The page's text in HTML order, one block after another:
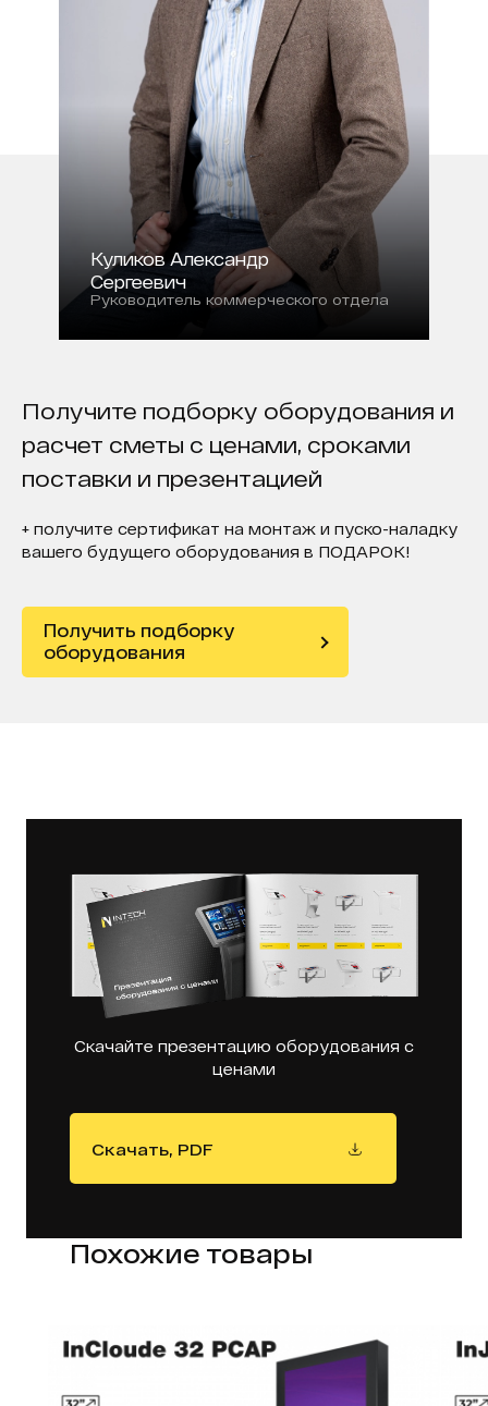
Куликов Александр
Сергеевич
Руководитель коммерческого отдела
Получите подборку оборудования и
расчет сметы с ценами, сроками
поставки и презентацией
+ получите сертификат на монтаж и пуско-наладку
вашего будущего оборудования в ПОДАРОК!
Получить подборку
оборудования
Скачайте презентацию оборудования с
ценами
Скачать, PDF
Похожие товары